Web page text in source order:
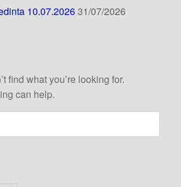
10.07.202631/07/2026
find what you’re looking for.
can help.